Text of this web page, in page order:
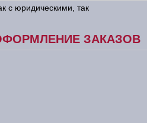
с юридическими, так
ЗАКАЗОВ